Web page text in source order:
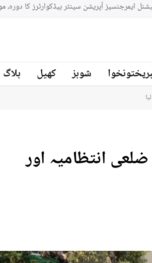
سابق کرکټر مائیکل سمتھ پاکستان کرکٹ ٹیم کے
شوبز کھیل بلاگ
انتظامیہ اور